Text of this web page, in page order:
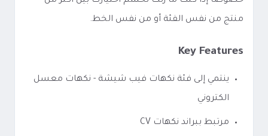
منتج من نفس الفئة أو من نفس الخط.
Key Features
ينتمي إلى فئة نكهات فيب شيشة - نكهات معسل
الكتروني
مرتبط ببراند نكهات CV